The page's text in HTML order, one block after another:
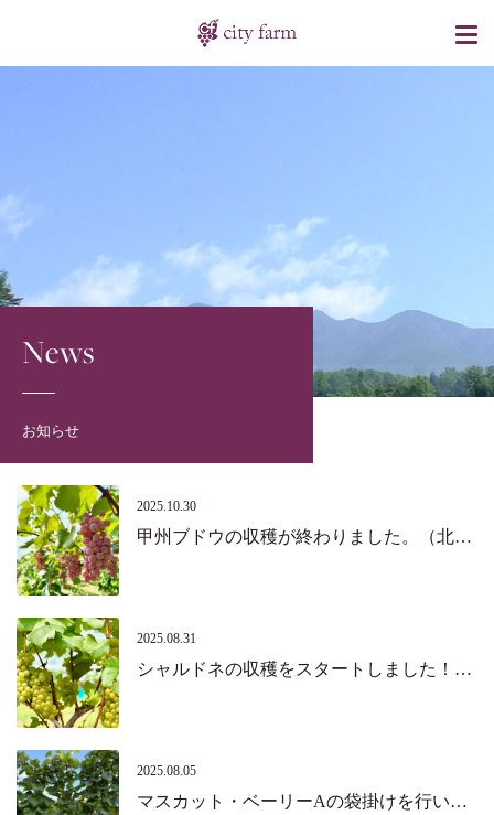
News
お知らせ
2025.10.30
甲州ブドウの収穫が終わりました。（北杜市・韮崎市）
2025.08.31
シャルドネの収穫をスタートしました！（北杜市）
2025.08.05
マスカット・ベーリーAの袋掛けを行いました。（北杜市）